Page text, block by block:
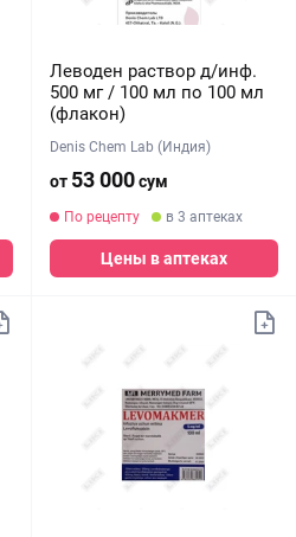
Леводен раствор д/инф.
500 мг / 100 мл по 100 мл
(флакон)
Denis Chem Lab (Индия)
от 53 000сум
По рецепту в 3 аптеках
Цены в аптеках